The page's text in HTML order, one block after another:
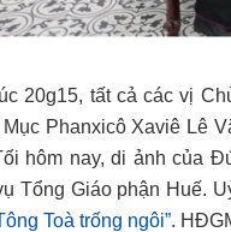
20g15, tất cả các vị
Mục Phanxicô Xaviê Lê
hôm nay, di ảnh của
Tổng Giáo phận Huế.
Toà trống ngôi”.